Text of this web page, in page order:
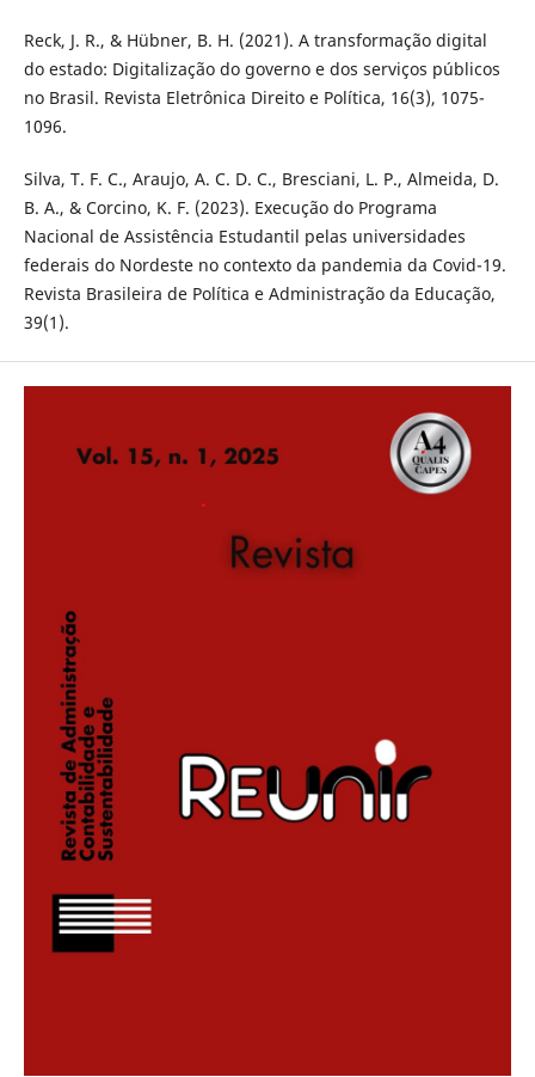
Reck, J. R., & Hübner, B. H. (2021). A transformação digital
do estado: Digitalização do governo e dos serviços públicos
no Brasil. Revista Eletrônica Direito e Política, 16(3), 1075-
1096.
Silva, T. F. C., Araujo, A. C. D. C., Bresciani, L. P., Almeida, D.
B. A., & Corcino, K. F. (2023). Execução do Programa
Nacional de Assistência Estudantil pelas universidades
federais do Nordeste no contexto da pandemia da Covid-19.
Revista Brasileira de Política e Administração da Educação,
39(1).